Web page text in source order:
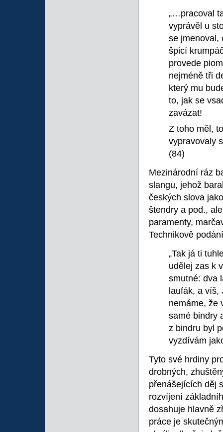
„…pracoval
vyprávěl u
se jmenoval,
špicí
provede
nejméně tři
který mu
to, jak se
zavázat!
Z toho měl,
vypravovaly
(84)
Mezinárodní ráz
slangu, jehož
českých slova
štendry a pod.,
paramenty,
Technikově
„Tak já ti
udělej zas k
smutné: dva
laufák, a víš,
nemáme, že
samé bindry
z bindru byl
vyzdívám
Tyto své hrdiny
drobných,
přenášejících děj
rozvíjení
dosahuje hlavně
práce je